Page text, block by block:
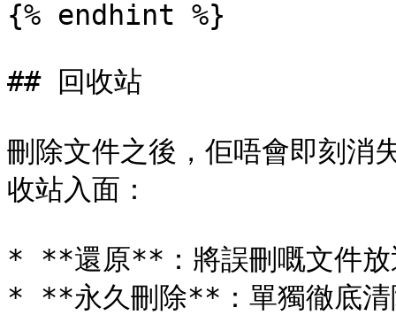
{% endhint %}
## 回收站
刪除文件之後，佢唔會即刻消
收站入面：
* **還原**：將誤刪嘅文件放
* **永久刪除**：單獨徹底清